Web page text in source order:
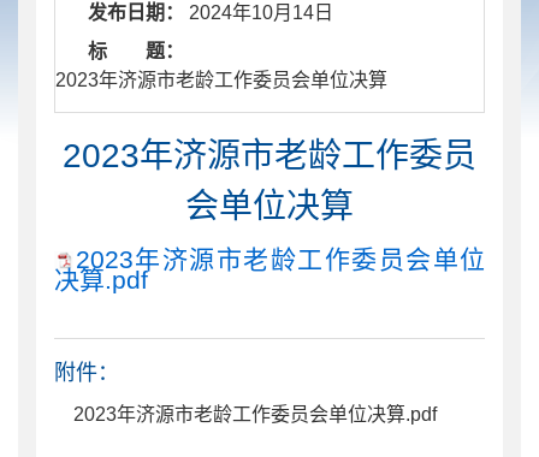
发布日期：
2024年10月14日
标 题：
​ 2023年济源市老龄工作委员会单位决算
2023年济源市老龄工作委员
会单位决算
2023年济源市老龄工作委员会单位
决算.pdf
附件：
2023年济源市老龄工作委员会单位决算.pdf